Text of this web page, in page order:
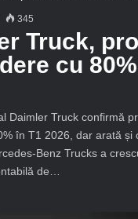
345
Truck,
cu
Daimler Truck confirmă
în T1 2026, dar arată și
Benz Trucks a
de…